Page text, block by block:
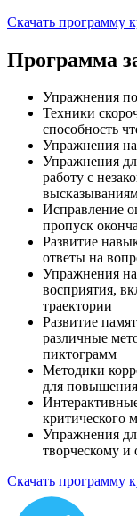
Скачать программу
Программа
Упражнения
Техники
способность
Упражнения
Упражнения
работу с
Исправление
пропуск
Развитие
ответы на
Упражнения
восприятия,
траектории
Развитие
различные
пиктограмм
Методики
для
критического
Упражнения
творческому
Скачать программу